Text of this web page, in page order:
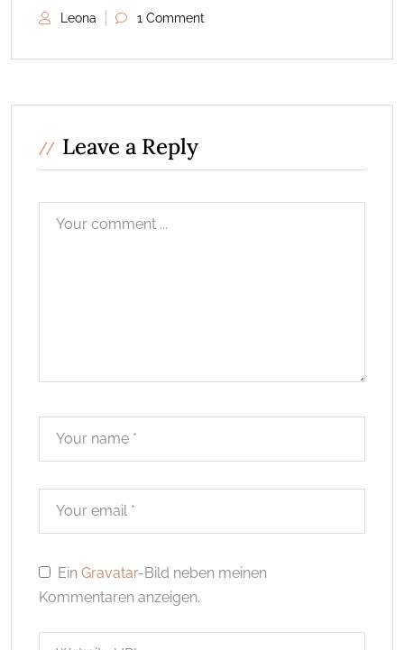
Leona 1 Comment
Leave a Reply
EinGravatar-Bild neben meinen
Kommentaren anzeigen.